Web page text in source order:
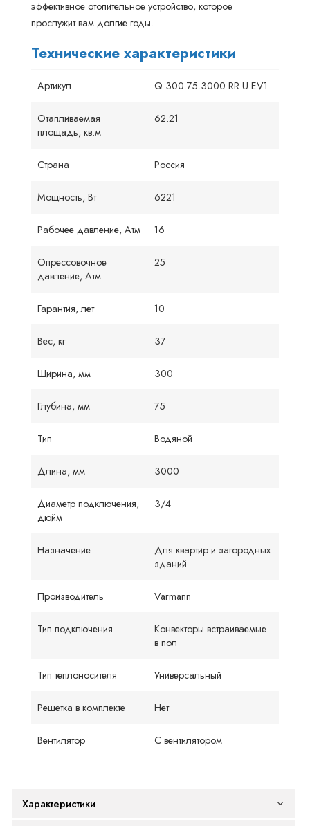
эффективное отопительное устройство, которое
прослужит вам долгие годы.
Технические характеристики
Артикул Q 300.75.3000 RR U EV1
Отапливаемая
площадь, кв.м
62.21
Страна Россия
Мощность, Вт 6221
Рабочее давление, Атм 16
Опрессовочное
давление, Атм
25
Гарантия, лет 10
Вес, кг 37
Ширина, мм 300
Глубина, мм 75
Тип Водяной
Длина, мм 3000
Диаметр подключения,
дюйм
3/4
Назначение
Для квартир и загородных
зданий
Производитель Varmann
Тип подключения
Конвекторы встраиваемые
в пол
Тип теплоносителя Универсальный
Решетка в комплекте Нет
Вентилятор С вентилятором
Характеристики